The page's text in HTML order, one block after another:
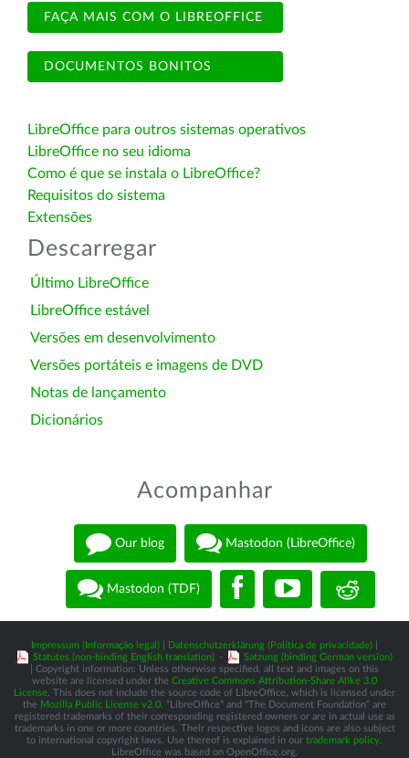
FAÇA MAIS COM O LIBREOFFICE
DOCUMENTOS BONITOS
LibreOffice para outros sistemas operativos
LibreOffice no seu idioma
Como é que se instala o LibreOffice?
Requisitos do sistema
Extensões
Descarregar
Último LibreOffice
LibreOffice estável
Versões em desenvolvimento
Versões portáteis e imagens de DVD
Notas de lançamento
Dicionários
Acompanhar
Our blog Mastodon (LibreOffice)
Mastodon (TDF)
Impressum (Informação legal) Datenschutzerklärung (Política de privacidade)
Statutes (non-binding English translation) -
Satzung (binding German version)
| Copyright information: Unless otherwise specified, all text and images on this
website are licensed under the Creative Commons Attribution-Share Alike 3.0
License . This does not include the source code of LibreOffice, which is licensed under
the Mozilla Public License v2.0 . “LibreOffice” and “The Document Foundation” are
registered trademarks of their corresponding registered owners or are in actual use as
trademarks in one or more countries. Their respective logos and icons are also subject
to international copyright laws. Use thereof is explained in our trademark policy
LibreOffice was based on OpenOffice.org.